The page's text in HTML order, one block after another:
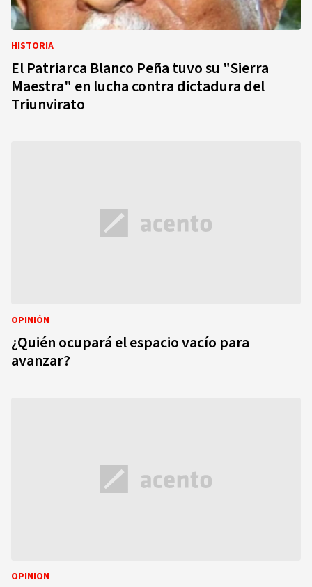
HISTORIA
El Patriarca Blanco Peña tuvo su "Sierra
Maestra" en lucha contra dictadura del
Triunvirato
OPINIÓN
¿Quién ocupará el espacio vacío para
avanzar?
OPINIÓN